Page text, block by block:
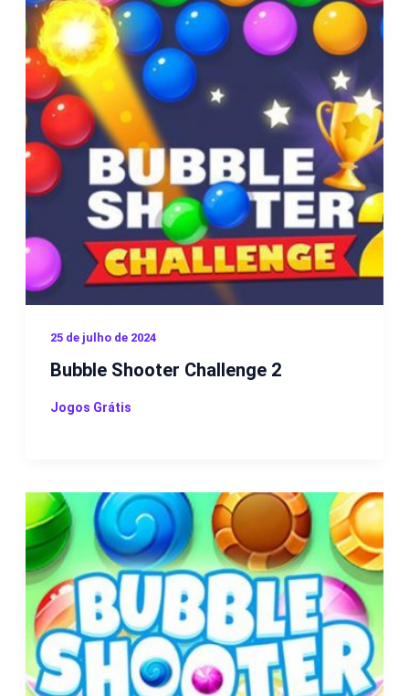
25 de julho de 2024
Bubble Shooter Challenge 2
Jogos Grátis